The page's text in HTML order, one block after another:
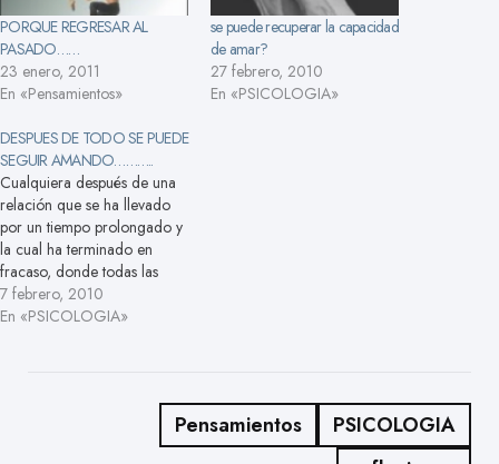
PORQUE REGRESAR AL
PASADO……
23 enero, 2011
En «Pensamientos»
se puede recuperar la capacidad
de amar?
27 febrero, 2010
En «PSICOLOGIA»
DESPUES DE TODO SE PUEDE
SEGUIR AMANDO………..
Cualquiera después de una
relación que se ha llevado
por un tiempo prolongado y
la cual ha terminado en
fracaso, donde todas las
esperanzas de su amor y
corazón la tenían puesta en
7 febrero, 2010
En «PSICOLOGIA»
Pensamientos
PSICOLOGIA